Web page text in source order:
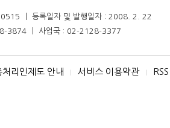
ㅣ 등록일자 및 발행일자 : 2008. 2. 22
3874 ㅣ 사업국 : 02-2128-3377
처리인제도 안내 I 서비스 이용약관 I RSS